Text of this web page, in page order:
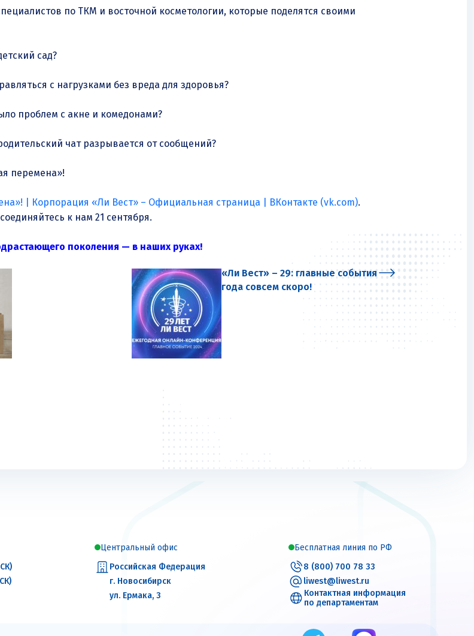
по ТКМ и восточной косметологии, которые поделятся своими
сад?
с нагрузками без вреда для здоровья?
проблем с акне и комедонами?
чат разрывается от сообщений?
перемена»!
| Корпорация «Ли Вест» – Официальная страница | ВКонтакте (vk.com).
к нам 21 сентября.
поколения — в наших руках!
«Ли Вест» – 29: главные события
года совсем скоро!
Центральный офис
Российская Федерация
г. Новосибирск
ул. Ермака, 3
Бесплатная линия по РФ
8 (800) 700 78 33
liwest@liwest.ru
Контактная информация
по департаментам